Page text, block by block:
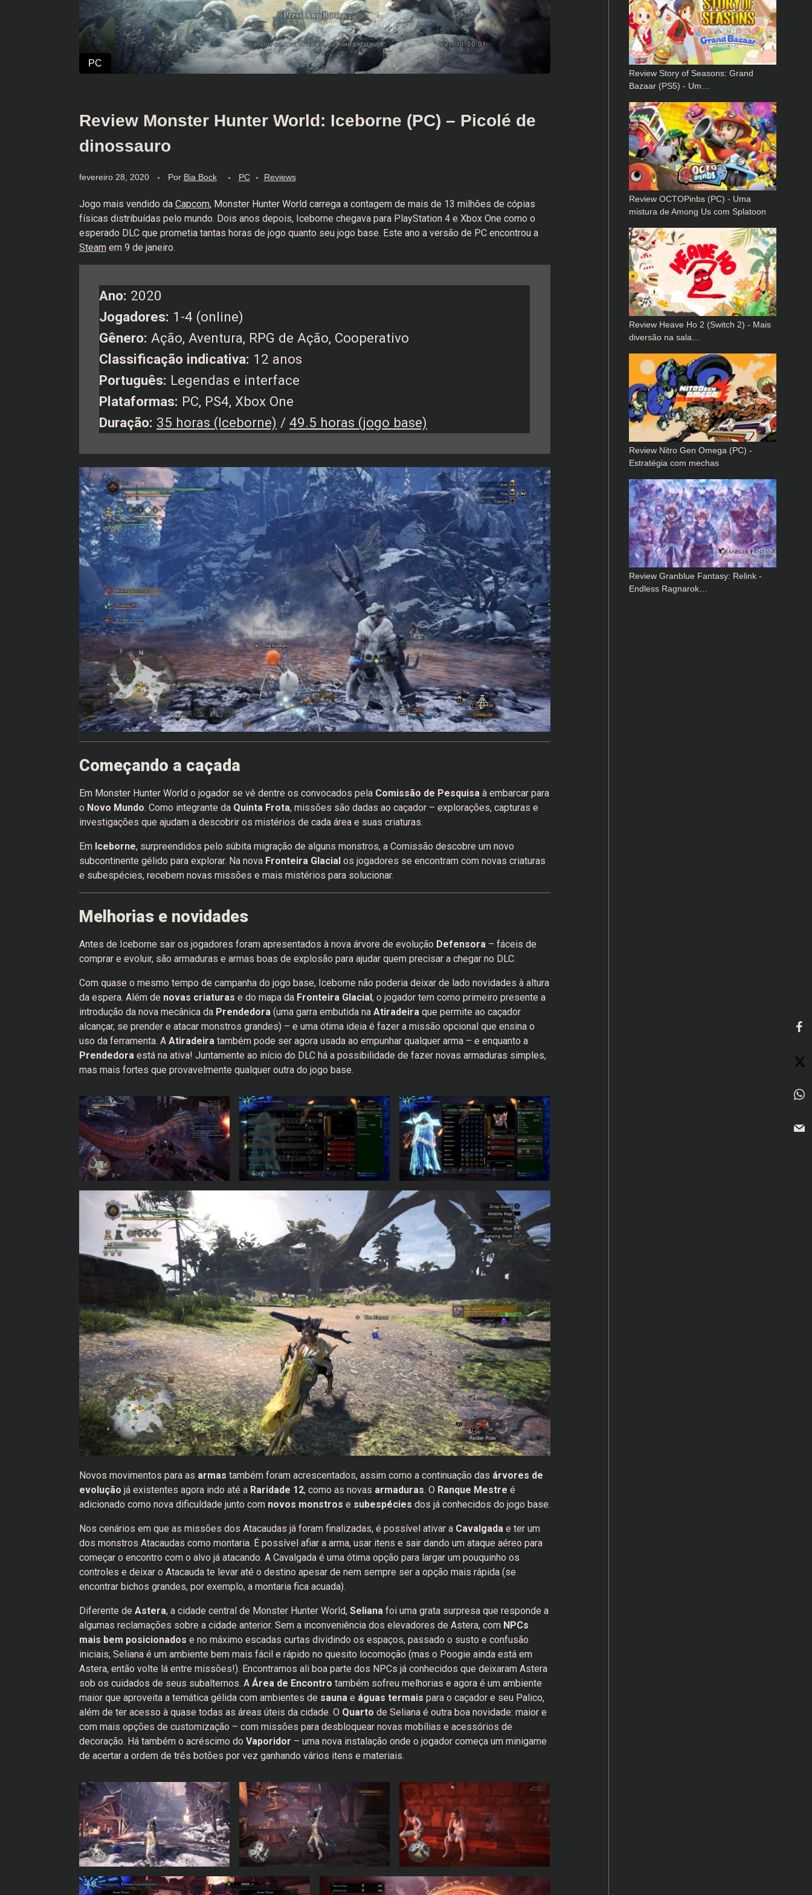
Review Monster Hunter World: Iceborne (PC) – Picolé de
dinossauro
fevereiro 28, 2020 Por Bia Bock PC Reviews
Jogo mais vendido da Capcom, Monster Hunter World carrega a contagem de mais de 13 milhões de cópias
físicas distribuídas pelo mundo. Dois anos depois, Iceborne chegava para PlayStation 4 e Xbox One como o
esperado DLC que prometia tantas horas de jogo quanto seu jogo base. Este ano a versão de PC encontrou a
Steamem 9 de janeiro.
Ano: 2020
Jogadores: 1-4 (online)
Gênero: Ação, Aventura, RPG de Ação, Cooperativo
Classificação indicativa: 12 anos
Português: Legendas e interface
Plataformas: PC, PS4, Xbox One
Duração: 35 horas (Iceborne) /49.5 horas (jogo base)
Começando a caçada
Em Monster Hunter World o jogador se vê dentre os convocados pela Comissão de Pesquisaà embarcar para
o Novo Mundo. Como integrante da Quinta Frota, missões são dadas ao caçador – explorações, capturas e
investigações que ajudam a descobrir os mistérios de cada área e suas criaturas.
Em Iceborne, surpreendidos pelo súbita migração de alguns monstros, a Comissão descobre um novo
subcontinente gélido para explorar. Na nova Fronteira Glacialos jogadores se encontram com novas criaturas
e subespécies, recebem novas missões e mais mistérios para solucionar.
Melhorias e novidades
Antes de Iceborne sair os jogadores foram apresentados à nova árvore de evolução Defensora – fáceis de
comprar e evoluir, são armaduras e armas boas de explosão para ajudar quem precisar a chegar no DLC.
Com quase o mesmo tempo de campanha do jogo base, Iceborne não poderia deixar de lado novidades à altura
da espera. Além de novas criaturas e do mapa da Fronteira Glacial, o jogador tem como primeiro presente a
introdução da nova mecânica da Prendedora(uma garra embutida na Atiradeiraque permite ao caçador
alcançar, se prender e atacar monstros grandes) – e uma ótima ideia é fazer a missão opcional que ensina o
uso da ferramenta. A Atiradeiratambém pode ser agora usada ao empunhar qualquer arma – e enquanto a
Prendedoraestá na ativa! Juntamente ao início do DLC há a possibilidade de fazer novas armaduras simples,
mas mais fortes que provavelmente qualquer outra do jogo base.
Novos movimentos para as armas também foram acrescentados, assim como a continuação das árvores de
evolução já existentes agora indo até a Raridade 12, como as novas armaduras. O Ranque Mestre é
adicionado como nova dificuldade junto com novos monstros e subespécies dos já conhecidos do jogo base.
Nos cenários em que as missões dos Atacaudas já foram finalizadas, é possível ativar a Cavalgadae ter um
dos monstros Atacaudas como montaria. É possível afiar a arma, usar itens e sair dando um ataque aéreo para
começar o encontro com o alvo já atacando. A Cavalgada é uma ótima opção para largar um pouquinho os
controles e deixar o Atacauda te levar até o destino apesar de nem sempre ser a opção mais rápida (se
encontrar bichos grandes, por exemplo, a montaria fica acuada).
Diferente de Astera, a cidade central de Monster Hunter World, Selianafoi uma grata surpresa que responde a
algumas reclamações sobre a cidade anterior. Sem a inconveniência dos elevadores de Astera, com NPCs
mais bem posicionados e no máximo escadas curtas dividindo os espaços, passado o susto e confusão
iniciais, Seliana é um ambiente bem mais fácil e rápido no quesito locomoção (mas o Poogie ainda está em
Astera, então volte lá entre missões!). Encontramos ali boa parte dos NPCs já conhecidos que deixaram Astera
sob os cuidados de seus subalternos. A Área de Encontro também sofreu melhorias e agora é um ambiente
maior que aproveita a temática gélida com ambientes de saunae águas termais para o caçador e seu Palico,
além de ter acesso à quase todas as áreas úteis da cidade. O Quarto de Seliana é outra boa novidade: maior e
com mais opções de customização – com missões para desbloquear novas mobílias e acessórios de
decoração. Há também o acréscimo do Vaporidor – uma nova instalação onde o jogador começa um minigame
de acertar a ordem de três botões por vez ganhando vários itens e materiais.
Review Story of Seasons: Grand
Bazaar (PS5) - Um…
Review OCTOPinbs (PC) - Uma
mistura de Among Us com Splatoon
Review Heave Ho 2 (Switch 2) - Mais
diversão na sala…
Review Nitro Gen Omega (PC) -
Estratégia com mechas
Review Granblue Fantasy: Relink -
Endless Ragnarok…